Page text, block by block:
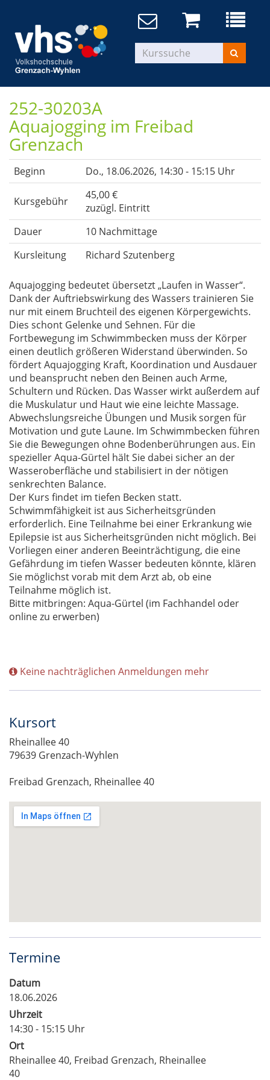
252-30203A
Aquajogging im Freibad
Grenzach
Beginn Do., 18.06.2026, 14:30 - 15:15 Uhr
Kursgebühr
45,00 €
zuzügl. Eintritt
Dauer
10 Nachmittage
Kursleitung
Richard Szutenberg
Aquajogging bedeutet übersetzt „Laufen in Wasser“.
Dank der Auftriebswirkung des Wassers trainieren Sie
nur mit einem Bruchteil des eigenen Körpergewichts.
Dies schont Gelenke und Sehnen. Für die
Fortbewegung im Schwimmbecken muss der Körper
einen deutlich größeren Widerstand überwinden. So
fördert Aquajogging Kraft, Koordination und Ausdauer
und beansprucht neben den Beinen auch Arme,
Schultern und Rücken. Das Wasser wirkt außerdem auf
die Muskulatur und Haut wie eine leichte Massage.
Abwechslungsreiche Übungen und Musik sorgen für
Motivation und gute Laune. Im Schwimmbecken führen
Sie die Bewegungen ohne Bodenberührungen aus. Ein
spezieller Aqua-Gürtel hält Sie dabei sicher an der
Wasseroberfläche und stabilisiert in der nötigen
senkrechten Balance.
Der Kurs findet im tiefen Becken statt.
Schwimmfähigkeit ist aus Sicherheitsgründen
erforderlich. Eine Teilnahme bei einer Erkrankung wie
Epilepsie ist aus Sicherheitsgründen nicht möglich. Bei
Vorliegen einer anderen Beeinträchtigung, die eine
Gefährdung im tiefen Wasser bedeuten könnte, klären
Sie möglichst vorab mit dem Arzt ab, ob eine
Teilnahme möglich ist.
Bitte mitbringen: Aqua-Gürtel (im Fachhandel oder
online zu erwerben)
Keine nachträglichen Anmeldungen mehr
Kursort
Rheinallee 40
79639 Grenzach-Wyhlen
Freibad Grenzach, Rheinallee 40
Termine
Datum
18.06.2026
Uhrzeit
14:30 - 15:15 Uhr
Ort
Rheinallee 40, Freibad Grenzach, Rheinallee
40